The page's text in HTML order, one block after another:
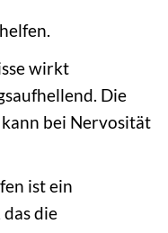
wirkt
Die
bei Nervosität
ist ein
die